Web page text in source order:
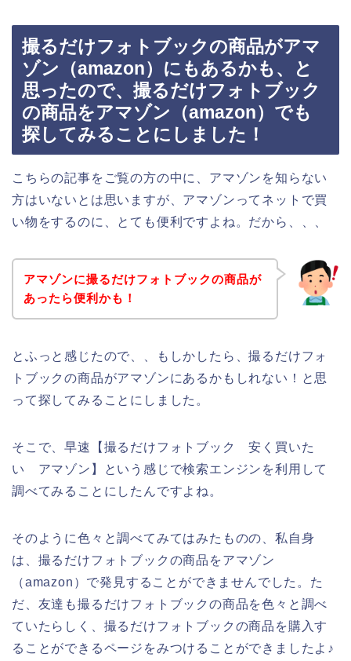
撮るだけフォトブックの商品がアマ
ゾン（amazon）にもあるかも、と
思ったので、撮るだけフォトブック
の商品をアマゾン（amazon）でも
探してみることにしました！
こちらの記事をご覧の方の中に、アマゾンを知らない
方はいないとは思いますが、アマゾンってネットで買
い物をするのに、とても便利ですよね。だから、、、
アマゾンに撮るだけフォトブックの商品が
あったら便利かも！
とふっと感じたので、、もしかしたら、撮るだけフォ
トブックの商品がアマゾンにあるかもしれない！と思
って探してみることにしました。
そこで、早速【撮るだけフォトブック 安く買いた
い アマゾン】という感じで検索エンジンを利用して
調べてみることにしたんですよね。
そのように色々と調べてみてはみたものの、私自身
は、撮るだけフォトブックの商品をアマゾン
（amazon）で発見することができませんでした。た
だ、友達も撮るだけフォトブックの商品を色々と調べ
ていたらしく、撮るだけフォトブックの商品を購入す
ることができるページをみつけることができましたよ♪